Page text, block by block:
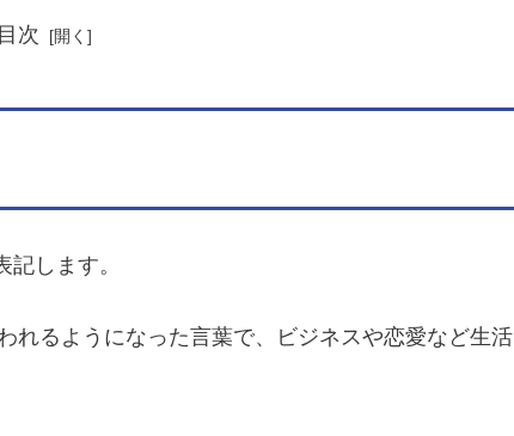
目次
します。
れるようになった言葉で、ビジネスや恋愛など生活